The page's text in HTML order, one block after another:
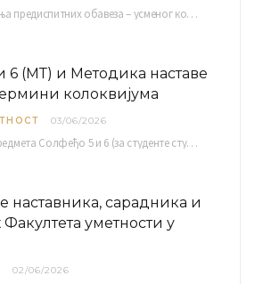
Распоред полагaња предиспитних обавеза – усменог колоквијума и теста из слушања музике – објављен је…
6 (МТ) и Методика наставе
колоквијума
03/06/2026
Колоквијуми из предмета Солфеђо 5 и 6 (за студенте студијског програма Музичка теорија) и Методика…
наставника, сарадника и
уметности у
02/06/2026